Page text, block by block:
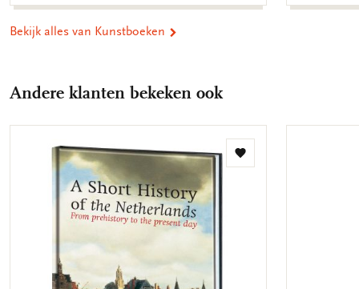
Bekijk alles van Kunstboeken
Andere klanten bekeken ook
Toevoegen